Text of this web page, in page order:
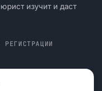
изучит и даст